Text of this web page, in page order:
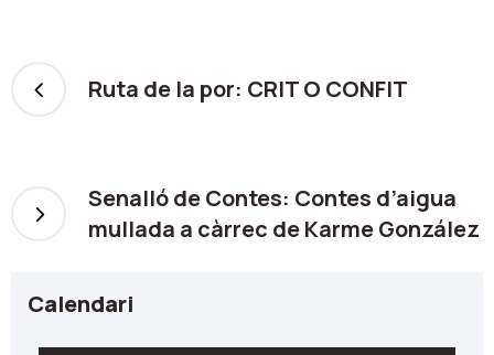
Ruta de la por: CRIT O CONFIT
Senalló de Contes: Contes d’aigua
mullada a càrrec de Karme González
Calendari